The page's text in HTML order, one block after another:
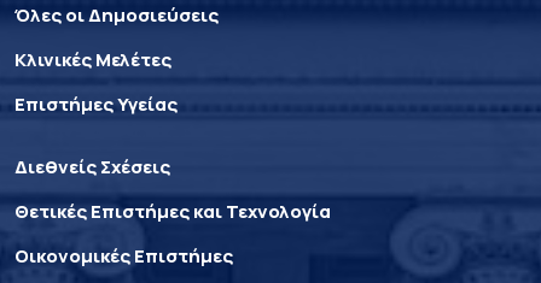
Όλες οι Δημοσιεύσεις
Κλινικές Μελέτες
Επιστήμες Υγείας
Διεθνείς Σχέσεις
Θετικές Επιστήμες και Τεχνολογία
Οικονομικές Επιστήμες